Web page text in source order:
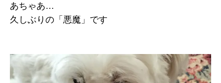
あちゃあ…
久しぶりの「悪魔」です